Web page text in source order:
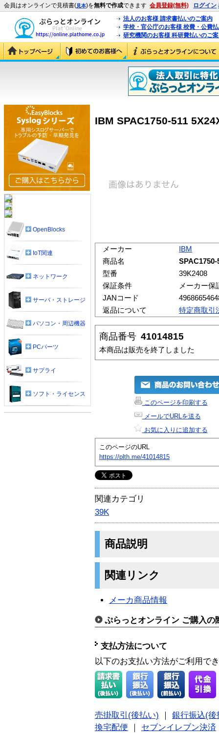
会員はオンラインで見積書(見本)を無料で作成できます 会員登録(無料) ログイン
法人のお客様 請求書払いのご案内
学校・官公庁のお客様 校費・公費
研究機関のお客様 科研費払いのご
IBM SPAC1750-511
メーカー
IBM
商品名
型番
39K2408
保証条件
メーカー保
JANコード
返品について
特定商取引
商品番号 41014815
本商品は販売を終了しました
このページを印刷する
メールでURLを送る
お気に入りに追加する
このページのURL
https://plth.me/41014815
関連カテゴリ
39K
商品説明
関連リンク
メーカ商品情報
ぷらっとオンライン ご購入の
支払方法について
以下のお支払い方法がご利用で
売掛取引(後払い)
銀行振込(後
換宅配便
セブンイレブン決済
OpenBlocks
IoT関連
ネットワーク
サーバ・ストレージ
パソコン・周辺機器
PCパーツ
サプライ
ソフト・ライセンス